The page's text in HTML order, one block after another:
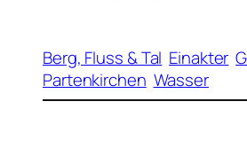
Berg, Fluss & Tal Einakter
Partenkirchen Wasser